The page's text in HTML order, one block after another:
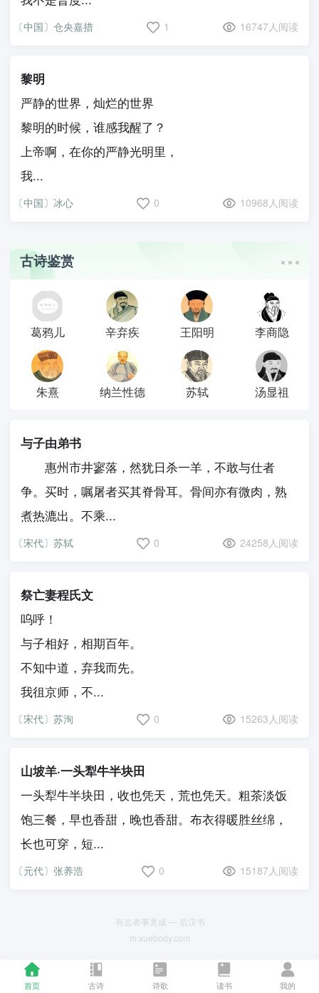
首页 古诗 诗歌 读书 我的
〔中国〕仓央嘉措 1 16747人阅读
黎明
严静的世界，灿烂的世界
黎明的时候，谁感我醒了？
上帝啊，在你的严静光明里，
我...
〔中国〕冰心 0 10968人阅读
古诗鉴赏
葛鸦儿 辛弃疾 王阳明 李商隐
朱熹 纳兰性德 苏轼 汤显祖
与子由弟书
惠州市井寥落，然犹日杀一羊，不敢与仕者
争。买时，嘱屠者买其脊骨耳。骨间亦有微肉，熟
煮热漉出。不乘...
〔宋代〕苏轼 0 24258人阅读
祭亡妻程氏文
呜呼！
与子相好，相期百年。
不知中道，弃我而先。
我徂京师，不...
〔宋代〕苏洵 0 15263人阅读
山坡羊·一头犁牛半块田
一头犁牛半块田，收也凭天，荒也凭天。粗茶淡饭
饱三餐，早也香甜，晚也香甜。布衣得暖胜丝绵，
长也可穿，短...
〔元代〕张养浩 0 15187人阅读
有志者事竟成 — 后汉书
m.xuebody.com